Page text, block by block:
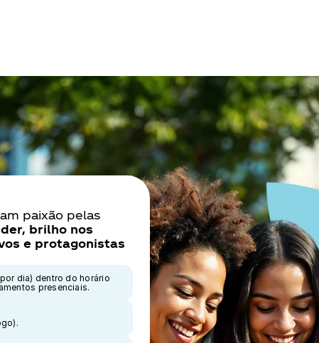
paixão pelas
brilho nos
e protagonistas
dia) dentro do horário
presenciais.